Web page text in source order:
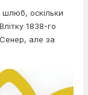
оскільки
1838-го
але за